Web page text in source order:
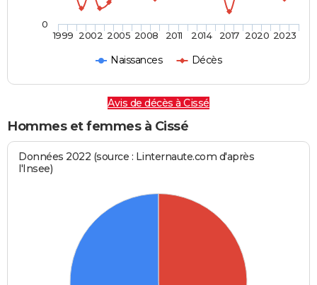
Naissances Décès
1999 2002 2005 2008 2011 2014 2017 2020 2023
0
Avis de décès à Cissé
Hommes et femmes à Cissé
Données 2022 (source : Linternaute.com d'après
l'Insee)